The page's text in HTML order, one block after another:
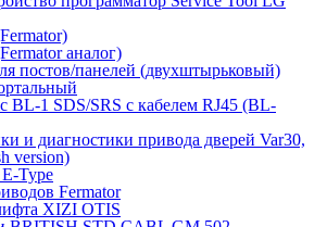
аналог)
постов/панелей (двухштырьковый)
BL-1 SDS/SRS с кабелем RJ45 (BL-
и диагностики привода дверей Var30,
version)
Type
Fermator
XIZI OTIS